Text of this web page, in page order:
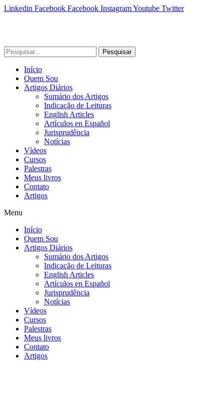
Linkedin Facebook Facebook InstagramYoutube Twitter
Pesquisar
Início
Quem Sou
Artigos Diários
Sumário dos Artigos
Indicação de Leituras
English Articles
Artículos en Español
Jurisprudência
Notícias
Vídeos
Cursos
Palestras
Meus livros
Contato
Artigos
Menu
Início
Quem Sou
Artigos Diários
Sumário dos Artigos
Indicação de Leituras
English Articles
Artículos en Español
Jurisprudência
Notícias
Vídeos
Cursos
Palestras
Meus livros
Contato
Artigos